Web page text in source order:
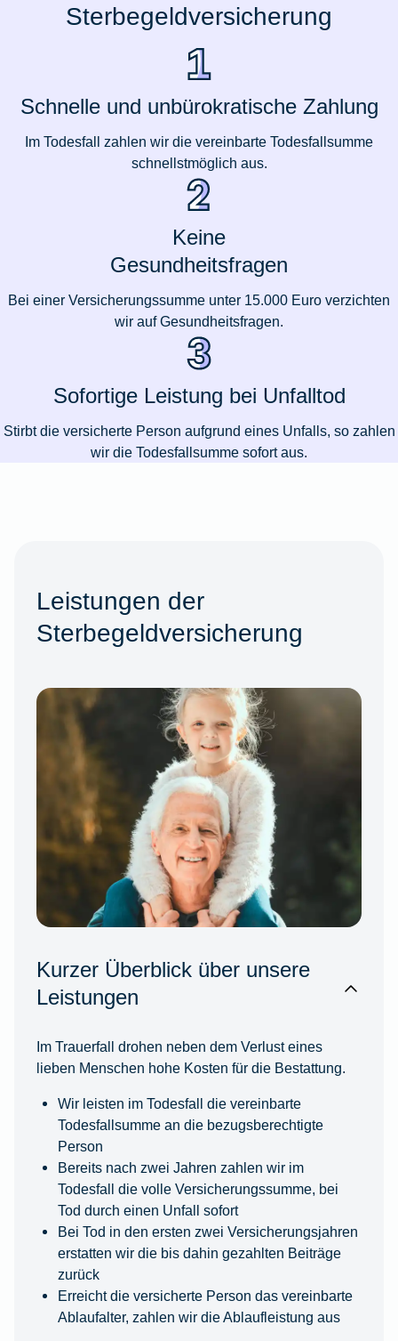
Sterbegeldversicherung
Schnelle und unbürokratische Zahlung
Im Todesfall zahlen wir die vereinbarte Todesfallsumme
schnellstmöglich aus.
Keine
Gesundheitsfragen
Bei einer Versicherungssumme unter 15.000 Euro verzichten
wir auf Gesundheitsfragen.
Sofortige Leistung bei Unfalltod
Stirbt die versicherte Person aufgrund eines Unfalls, so zahlen
wir die Todesfallsumme sofort aus.
Leistungen der
Sterbegeldversicherung
Kurzer Überblick über unsere
Leistungen
Im Trauerfall drohen neben dem Verlust eines
lieben Menschen hohe Kosten für die Bestattung.
Wir leisten im Todesfall die vereinbarte
Todesfallsumme an die bezugsberechtigte
Person
Bereits nach zwei Jahren zahlen wir im
Todesfall die volle Versicherungssumme, bei
Tod durch einen Unfall sofort
Bei Tod in den ersten zwei Versicherungsjahren
erstatten wir die bis dahin gezahlten Beiträge
zurück
Erreicht die versicherte Person das vereinbarte
Ablaufalter, zahlen wir die Ablaufleistung aus